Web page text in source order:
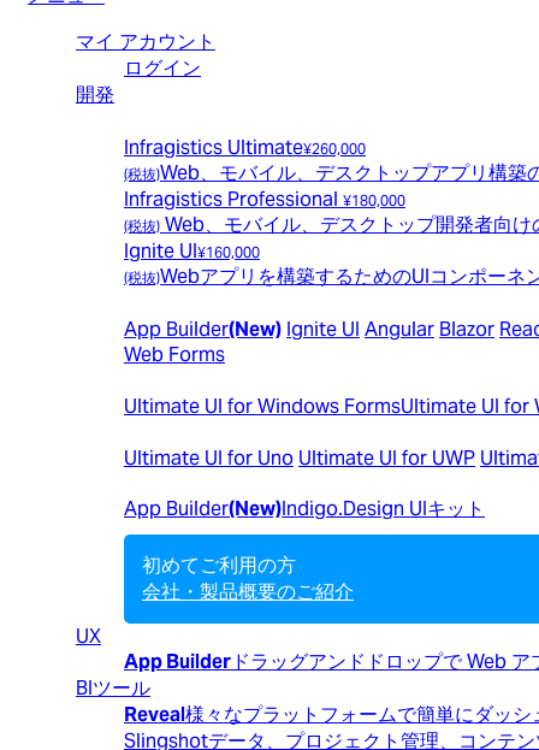
マイ アカウント
ログイン
開発
Infragistics Ultimate¥260,000
(税抜)Web、モバイル、デスクトップアプリ構築
Infragistics Professional ¥180,000​
(税抜) Web、モバイル、デスクトップ開発者向
Ignite UI¥160,000
(税抜)Webアプリを構築するためのUIコンポーネ
App Builder(New) Ignite UI Angular Blazor
Web Forms
Ultimate UI for Windows FormsUltimate UI for
Ultimate UI for Uno Ultimate UI for UWP
App Builder(New)Indigo.Design UIキット
初めてご利用の方
会社・製品概要のご紹介
UX
App Builder ドラッグアンドドロップで Web
BIツール
Reveal様々なプラットフォームで簡単にダッ
Slingshotデータ、プロジェクト管理、コンテ